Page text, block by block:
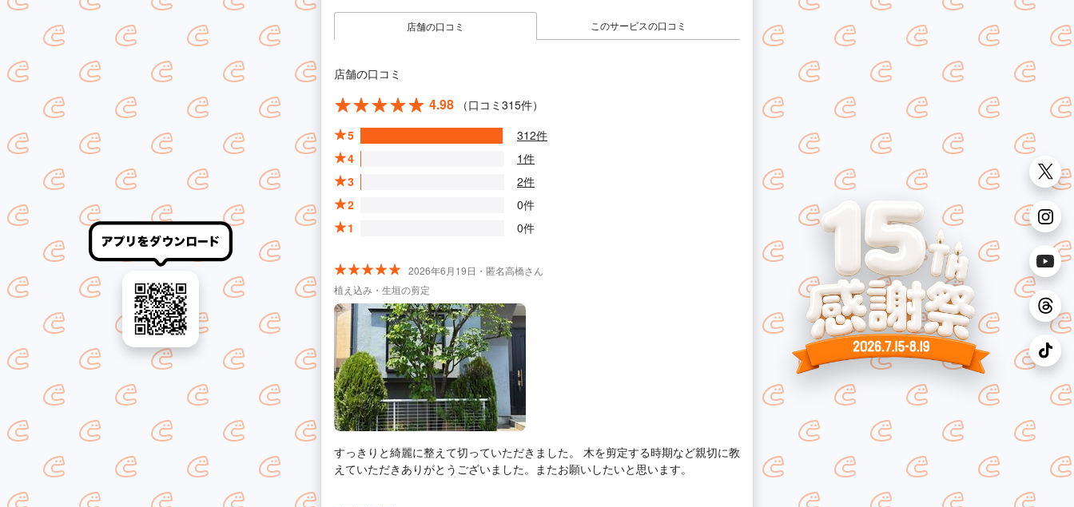
店舗の口コミ このサービスの口コミ
店舗の口コミ
4.98
（口コミ315件）
5
312件
4
1件
3
2件
2
0件
1
0件
2026年6月19日・匿名高橋さん
植え込み・生垣の剪定
すっきりと綺麗に整えて切っていただきました。 木を剪定する時期など親切に教
えていただきありがとうございました。またお願いしたいと思います。